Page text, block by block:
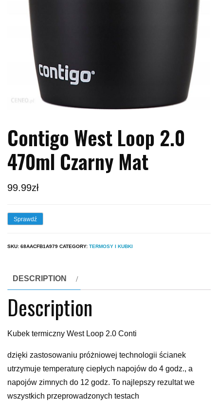
Contigo West Loop 2.0
470ml Czarny Mat
99.99zł
Sprawdź
SKU: 68AACFB1A979 CATEGORY: TERMOSY I KUBKI
DESCRIPTION
Description
Kubek termiczny West Loop 2.0 Conti
dzięki zastosowaniu próżniowej technologii ścianek
utrzymuje temperaturę ciepłych napojów do 4 godz., a
napojów zimnych do 12 godz. To najlepszy rezultat we
wszystkich przeprowadzonych testach